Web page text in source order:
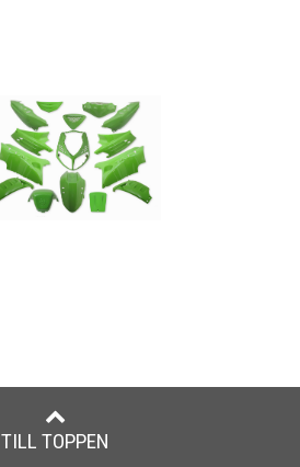
TILL TOPPEN